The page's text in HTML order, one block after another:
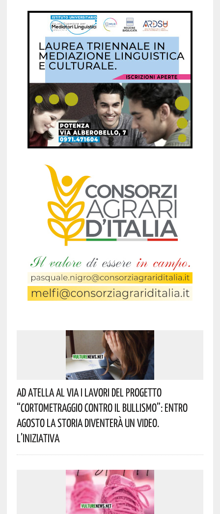
Ad Atella Al Via I Lavori Del Progetto
“Cortometraggio Contro Il Bullismo”: Entro
Agosto La Storia Diventerà Un Video.
L’iniziativa